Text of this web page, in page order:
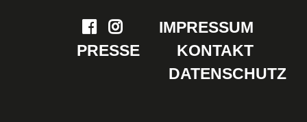
IMPRESSUM
PRESSE
KONTAKT
DATENSCHUTZ